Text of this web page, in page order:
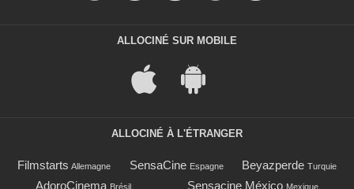
ALLOCINÉ SUR MOBILE
ALLOCINÉ À L'ÉTRANGER
Filmstarts Allemagne SensaCine Espagne Beyazperde Turquie
AdoroCinema Brésil Sensacine México Mexique